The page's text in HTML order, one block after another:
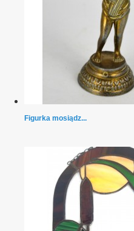
Figurka mosiądz...